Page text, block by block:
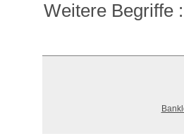
Weitere Begriffe :